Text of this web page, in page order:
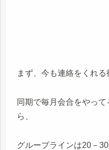
まず、今も連絡をくれる
同期で毎月会合をやっ
ら、
グループラインは20－